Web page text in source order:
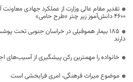
تقدیر مقام عالی وزارت از عملکرد جهادی
۴۶۰۰ دانش‌آموز زیر چتر «طرح حامی»
۱۸۵ بیمار هموفیلی در خراسان جنوبی تحت
دارند
خانواده را مهمترین رکن پیشگیری از آسیب‌های
موضوع میراث فرهنگی، امری فرابخشی است